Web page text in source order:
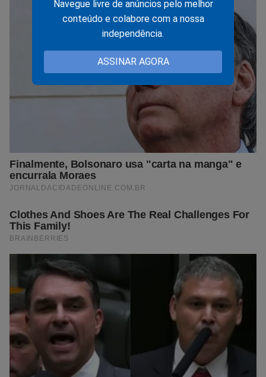
Navegue livre de anúncios pelo melhor
conteúdo e colabore com a nossa
independência.
ASSINAR AGORA